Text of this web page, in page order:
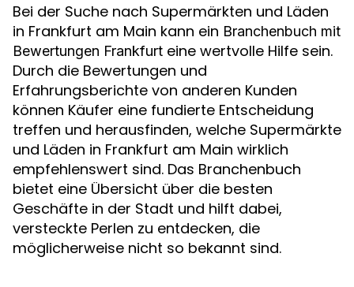
Bei der Suche nach Supermärkten und Läden
in Frankfurt am Main kann ein Branchenbuch mit
Bewertungen Frankfurt eine wertvolle Hilfe sein.
Durch die Bewertungen und
Erfahrungsberichte von anderen Kunden
können Käufer eine fundierte Entscheidung
treffen und herausfinden, welche Supermärkte
und Läden in Frankfurt am Main wirklich
empfehlenswert sind. Das Branchenbuch
bietet eine Übersicht über die besten
Geschäfte in der Stadt und hilft dabei,
versteckte Perlen zu entdecken, die
möglicherweise nicht so bekannt sind.